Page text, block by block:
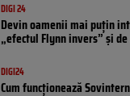
DIGI 24
Devin oamenii mai puțin
„efectul Flynn invers” și
DIGI24
Cum funcționează